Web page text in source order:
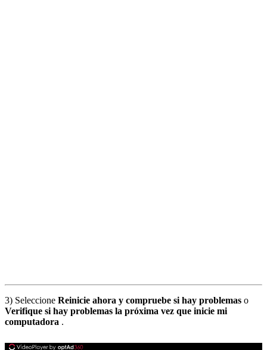
3) Seleccione Reinicie ahora y compruebe si hay problemas o
Verifique si hay problemas la próxima vez que inicie mi
computadora .